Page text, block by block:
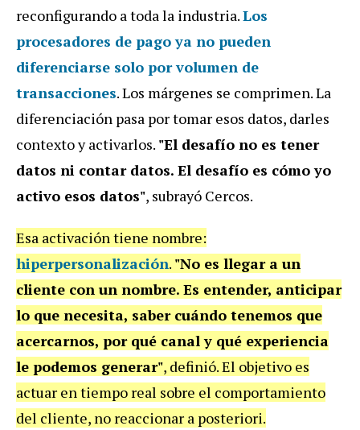
reconfigurando a toda la industria.Los
procesadores de pago ya no pueden
diferenciarse solo por volumen de
transacciones. Los márgenes se comprimen. La
diferenciación pasa por tomar esos datos, darles
contexto y activarlos. "El desafío no es tener
datos ni contar datos. El desafío es cómo yo
activo esos datos", subrayó Cercos.
Esa activación tiene nombre:
hiperpersonalización. "No es llegar a un
cliente con un nombre. Es entender, anticipar
lo que necesita, saber cuándo tenemos que
acercarnos, por qué canal y qué experiencia
le podemos generar", definió. El objetivo es
actuar en tiempo real sobre el comportamiento
del cliente, no reaccionar a posteriori.